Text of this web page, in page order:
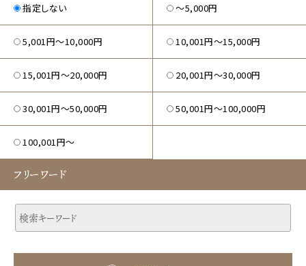
指定しない 〜5,000円
5,001円〜10,000円 10,001円〜15,000円
15,001円〜20,000円 20,001円〜30,000円
30,001円〜50,000円 50,001円〜100,000円
100,001円～
フリーワード